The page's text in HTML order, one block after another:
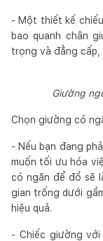
- Một thiết kế
bao quanh chân
trọng và đẳng
Giường
Chọn giường có
- Nếu bạn đang
muốn tối ưu hóa
có ngăn để đồ sẽ
gian trống dưới
hiệu quả.
- Chiếc giường